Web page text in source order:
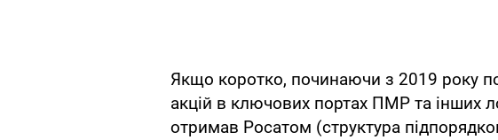
Якщо коротко, починаючи з 2019 року
акцій в ключових портах ПМР та інших
отримав Росатом (структура